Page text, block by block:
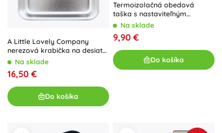
A Little Lovely Company
nerezová krabička na desiatu
s viečkom roboti
Na sklade
16,50 €
Do košíka
Termoizolačná obedová
taška s nastaviteľným
popruhom strieborná
Na sklade
9,90 €
Do košíka